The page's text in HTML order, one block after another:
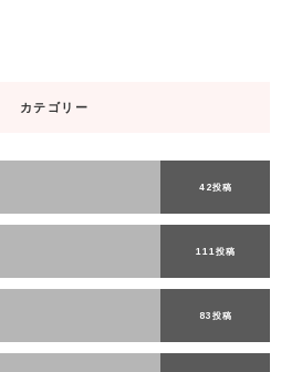
カテゴリー
42投稿
111投稿
83投稿